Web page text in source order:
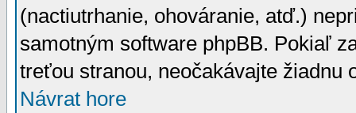
(nactiutrhanie, ohováranie, atď.)
samotným software phpBB. Pokiaľ
treťou stranou, neočakávajte žiadnu
Návrat hore